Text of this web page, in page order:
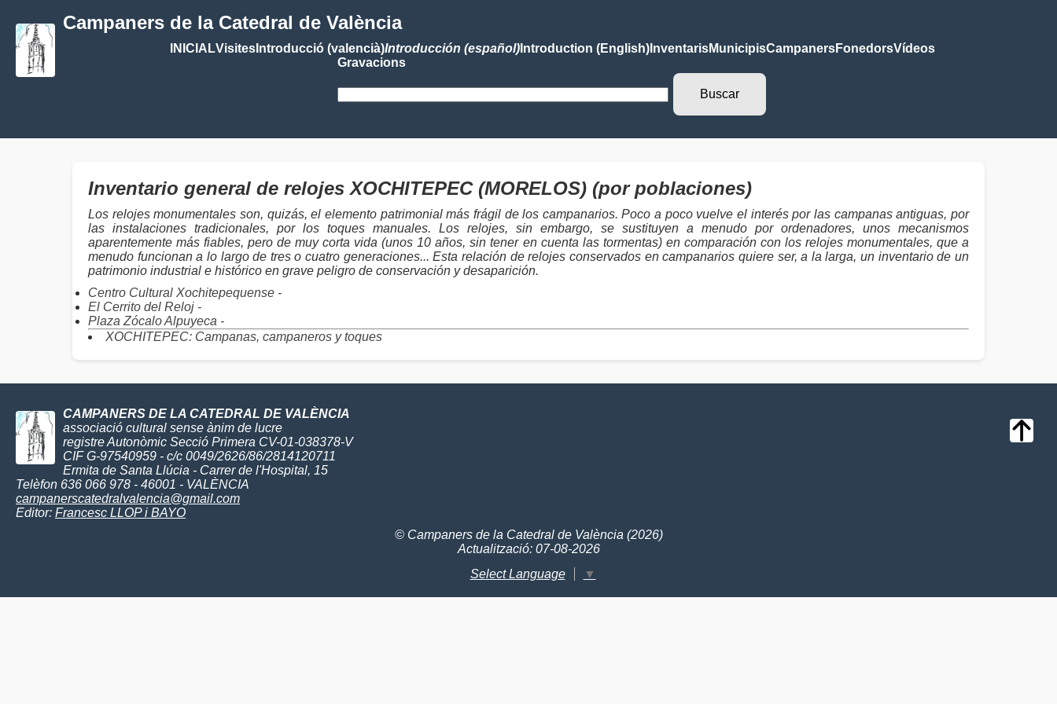
Campaners de la Catedral de València
INICIALVisitesIntroducció (valencià)Introducción (español)Introduction (English)InventarisMunicipisCampanersFonedorsVídeos
Gravacions
Inventario general de relojes XOCHITEPEC (MORELOS) (por poblaciones)
Los relojes monumentales son, quizás, el elemento patrimonial más frágil de los campanarios. Poco a poco vuelve el interés por las campanas antiguas, por
las instalaciones tradicionales, por los toques manuales. Los relojes, sin embargo, se sustituyen a menudo por ordenadores, unos mecanismos
aparentemente más fiables, pero de muy corta vida (unos 10 años, sin tener en cuenta las tormentas) en comparación con los relojes monumentales, que a
menudo funcionan a lo largo de tres o cuatro generaciones... Esta relación de relojes conservados en campanarios quiere ser, a la larga, un inventario de un
patrimonio industrial e histórico en grave peligro de conservación y desaparición.
Centro Cultural Xochitepequense -
El Cerrito del Reloj -
Plaza Zócalo Alpuyeca -
XOCHITEPEC: Campanas, campaneros y toques
CAMPANERS DE LA CATEDRAL DE VALÈNCIA
associació cultural sense ànim de lucre
registre Autonòmic Secció Primera CV-01-038378-V
CIF G-97540959 - c/c 0049/2626/86/2814120711
Ermita de Santa Llúcia - Carrer de l'Hospital, 15
Telèfon 636 066 978 - 46001 - VALÈNCIA
campanerscatedralvalencia@gmail.com
Editor: Francesc LLOP i BAYO
© Campaners de la Catedral de València (2026)
Actualització: 07-08-2026
Select Language
▼